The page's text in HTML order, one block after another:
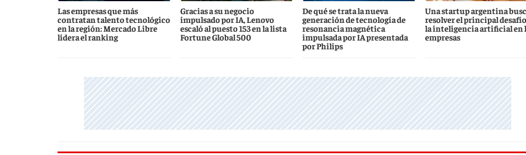
Las empresas que más
contratan talento tecnológico
en la región: Mercado Libre
lidera el ranking
Gracias a su negocio
impulsado por IA, Lenovo
escaló al puesto 153 en la lista
Fortune Global 500
De qué se trata la nueva
generación de tecnología de
resonancia magnética
impulsada por IA presentada
por Philips
Una startup argentina
resolver el principal
la inteligencia artificial en
empresas